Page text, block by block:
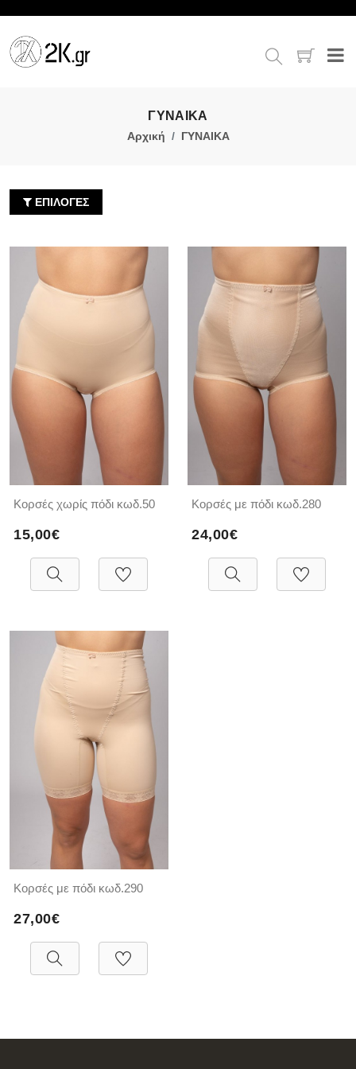
ΓΥΝΑΙΚΑ
Αρχική ΓΥΝΑΙΚΑ
ΕΠΙΛΟΓΕΣ
Κορσές χωρίς πόδι κωδ.50
15,00€
Κορσές με πόδι κωδ.280
24,00€
Κορσές με πόδι κωδ.290
27,00€